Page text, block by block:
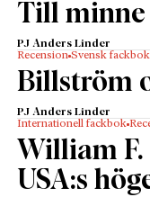
Till minne
PJ Anders Linder
Recension Svensk fackbok
Billström
PJ Anders Linder
Internationell fackbok
William F.
USA:s